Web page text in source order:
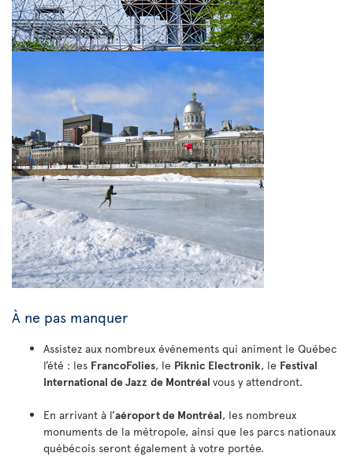
À ne pas manquer
Assistez aux nombreux événements qui animent le Québec
l’été : les FrancoFolies, le Piknic Electronik, le Festival
International de Jazz de Montréal vous y attendront.
En arrivant à l’aéroport de Montréal, les nombreux
monuments de la métropole, ainsi que les parcs nationaux
québécois seront également à votre portée.